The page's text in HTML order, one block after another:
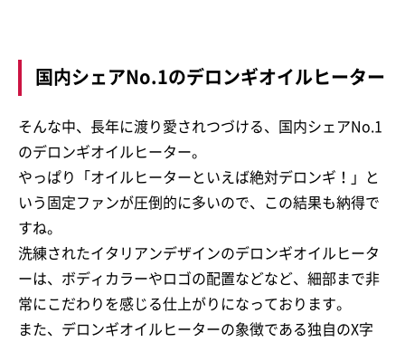
国内シェアNo.1のデロンギオイルヒーター
そんな中、長年に渡り愛されつづける、国内シェアNo.1
のデロンギオイルヒーター。
やっぱり「オイルヒーターといえば絶対デロンギ！」と
いう固定ファンが圧倒的に多いので、この結果も納得で
すね。
洗練されたイタリアンデザインのデロンギオイルヒータ
ーは、ボディカラーやロゴの配置などなど、細部まで非
常にこだわりを感じる仕上がりになっております。
また、デロンギオイルヒーターの象徴である独自のX字